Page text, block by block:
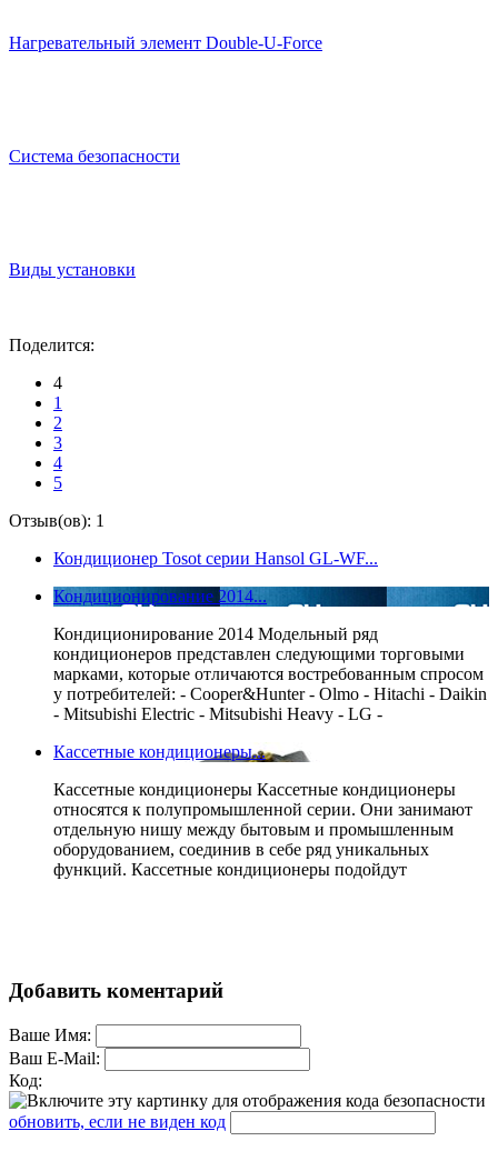
Нагревательный элемент Double-U-Force
Система безопасности
Виды установки
Поделится:
4
1
2
3
4
5
Отзыв(ов): 1
Кондиционер Tosot серии Hansol GL-WF...
Кондиционирование 2014...
Кондиционирование 2014 Модельный ряд
кондиционеров представлен следующими торговыми
марками, которые отличаются востребованным спросом
у потребителей: - Cooper&Hunter - Olmo - Hitachi - Daikin
- Mitsubishi Electric - Mitsubishi Heavy - LG -
Кассетные кондиционеры...
Кассетные кондиционеры Кассетные кондиционеры
относятся к полупромышленной серии. Они занимают
отдельную нишу между бытовым и промышленным
оборудованием, соединив в себе ряд уникальных
функций. Кассетные кондиционеры подойдут
Добавить коментарий
Ваше Имя:
Ваш E-Mail:
Код:
обновить, если не виден код